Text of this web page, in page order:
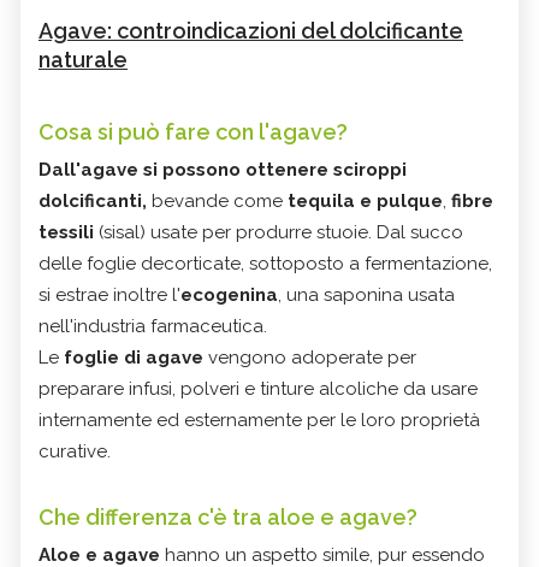
Agave: controindicazioni del dolcificante
naturale
Cosa si può fare con l'agave?
Dall'agave si possono ottenere sciroppi
dolcificanti, bevande come tequila e pulque, fibre
tessili (sisal) usate per produrre stuoie. Dal succo
delle foglie decorticate, sottoposto a fermentazione,
si estrae inoltre l'ecogenina, una saponina usata
nell'industria farmaceutica.
Le foglie di agave vengono adoperate per
preparare infusi, polveri e tinture alcoliche da usare
internamente ed esternamente per le loro proprietà
curative.
Che differenza c'è tra aloe e agave?
Aloe e agave hanno un aspetto simile, pur essendo